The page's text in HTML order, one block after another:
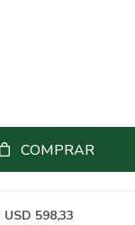
COMPRAR
USD 598,33